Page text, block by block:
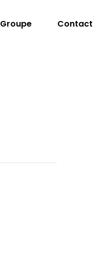
Groupe Contact